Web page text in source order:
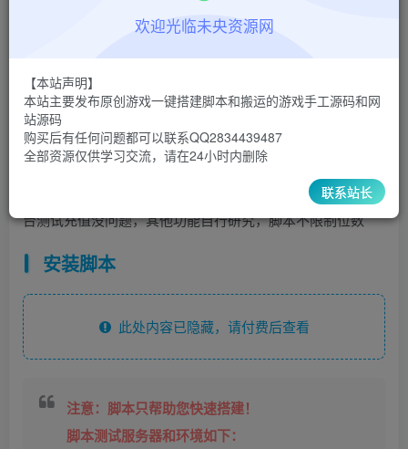
此内容为付费阅读，请付费后查看
9.9
超级会员￥5 至尊会员￥1
这个游戏bug挺多的，感兴趣玩玩吧，改为linux版本了，后
台测试充值没问题，其他功能自行研究，脚本不限制位数
安装脚本
此处内容已隐藏，请付费后查看
注意：脚本只帮助您快速搭建！
脚本测试服务器和环境如下：
欢迎光临未央资源网
【本站声明】
本站主要发布原创游戏一键搭建脚本和搬运的游戏手工源码和网
站源码
购买后有任何问题都可以联系QQ2834439487
全部资源仅供学习交流，请在24小时内删除
联系站长